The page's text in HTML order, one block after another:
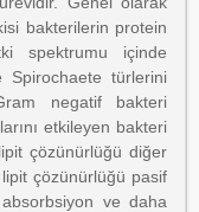
bakterilerin protein
spektrumu içinde
Spirochaete türlerini
negatif bakteri
etkileyen bakteri
çözünürlüğü diğer
çözünürlüğü pasif
ve daha